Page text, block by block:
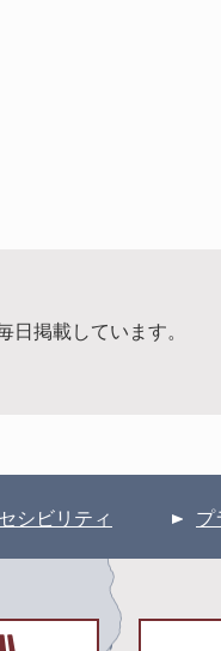
掲載しています。
シビリティ プ